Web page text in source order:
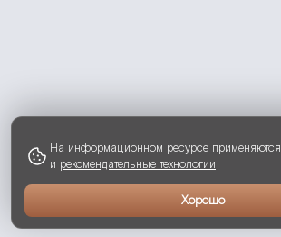
На информационном ресурсе применяются
и рекомендательные технологии
Хорошо